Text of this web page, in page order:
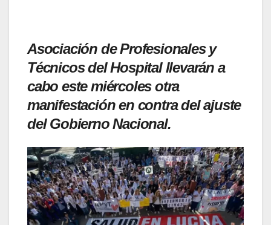
Asociación de Profesionales y
Técnicos del Hospital llevarán a
cabo este miércoles otra
manifestación en contra del ajuste
del Gobierno Nacional.